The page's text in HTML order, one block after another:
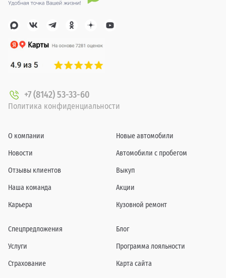
+7 (8142) 53-33-60
Политика конфиденциальности
О компании
Новости
Отзывы клиентов
Наша команда
Карьера
Новые автомобили
Автомобили с пробегом
Выкуп
Акции
Кузовной ремонт
Спецпредложения
Услуги
Страхование
Блог
Программа лояльности
Карта сайта